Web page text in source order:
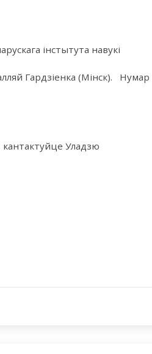
інстытута навукі
яй Гардзіенка (Мінск).
Нумар
кантактуйце Уладзю